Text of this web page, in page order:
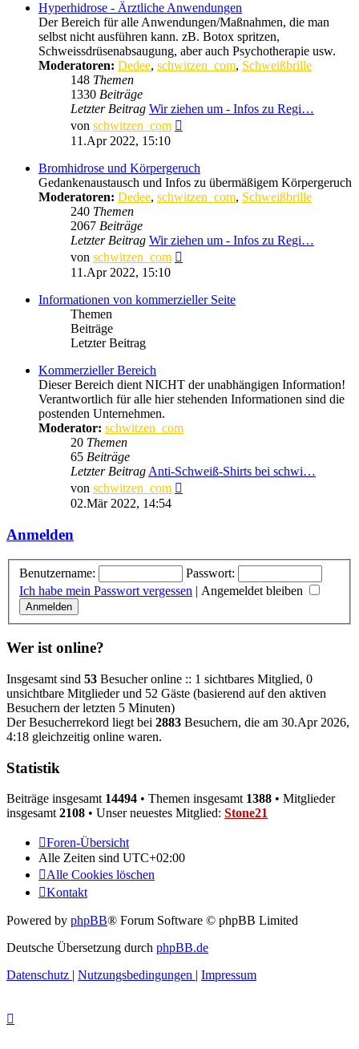
Hyperhidrose - Ärztliche Anwendungen
Der Bereich für alle Anwendungen/Maßnahmen, die man
selbst nicht ausführen kann. zB. Botox spritzen,
Schweissdrüsenabsaugung, aber auch Psychotherapie usw.
Moderatoren: Dedee, schwitzen_com, Schweißbrille
148 Themen
1330 Beiträge
Letzter Beitrag Wir ziehen um - Infos zu Regi…
von schwitzen_com
11.Apr 2022, 15:10
Bromhidrose und Körpergeruch
Gedankenaustausch und Infos zu übermäßigem Körpergeruch
Moderatoren: Dedee, schwitzen_com, Schweißbrille
240 Themen
2067 Beiträge
Letzter Beitrag Wir ziehen um - Infos zu Regi…
von schwitzen_com
11.Apr 2022, 15:10
Informationen von kommerzieller Seite
Themen
Beiträge
Letzter Beitrag
Kommerzieller Bereich
Dieser Bereich dient NICHT der unabhängigen Information!
Verantwortlich für alle hier stehenden Informationen sind die
postenden Unternehmen.
Moderator: schwitzen_com
20 Themen
65 Beiträge
Letzter BeitragAnti-Schweiß-Shirts bei schwi…
von schwitzen_com
02.Mär 2022, 14:54
Anmelden
Benutzername:
Passwort:
Ich habe mein Passwort vergessen | Angemeldet bleiben
Wer ist online?
Insgesamt sind 53 Besucher online :: 1 sichtbares Mitglied, 0
unsichtbare Mitglieder und 52 Gäste (basierend auf den aktiven
Besuchern der letzten 5 Minuten)
Der Besucherrekord liegt bei 2883 Besuchern, die am 30.Apr 2026,
4:18 gleichzeitig online waren.
Statistik
Beiträge insgesamt 14494 • Themen insgesamt 1388 • Mitglieder
insgesamt 2108 • Unser neuestes Mitglied: Stone21
Foren-Übersicht
Alle Zeiten sind UTC+02:00
Alle Cookies löschen
Kontakt
Powered by phpBB® Forum Software © phpBB Limited
Deutsche Übersetzung durch phpBB.de
Datenschutz | Nutzungsbedingungen | Impressum